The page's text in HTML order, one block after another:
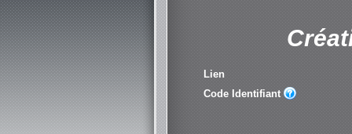
Lien
Code Identifiant